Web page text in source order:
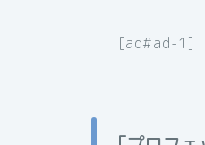
[ad#ad-1]